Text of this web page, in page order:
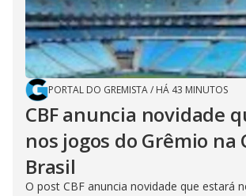
PORTAL DO GREMISTA/ HÁ 43 MINUTOS
CBF anuncia novidade
nos jogos do Grêmio na
Brasil
O post CBF anuncia novidade que estará